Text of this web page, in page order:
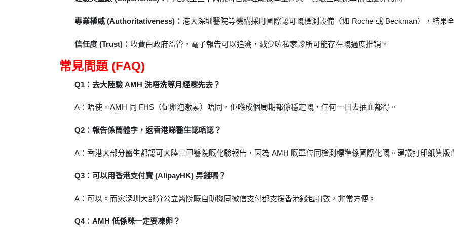
專業權威 (Authoritativeness)： 港大深圳醫院等機構採用國際認可嘅檢測設備（如 Roche 或 Beckman），結果
信任度 (Trust)： 收費由政府監管，電子報告可以追溯，減少咗私家診所可能存在嘅過度推銷。
常見問題 (FAQ)
Q1：去大陸驗 AMH 洗唔洗等月經嚟先去？
A：唔使。AMH 同 FHS（促卵泡激素）唔同，佢喺成個周期都係穩定嘅，任何一日去抽血都得。
Q2：報告係簡體字，返香港睇醫生認唔認？
A：香港大部分醫生都認可大陸三甲醫院嘅化驗報告，因為 AMH 嘅單位同檢測標準係國際化嘅。建議打印紙質版
Q3：可以用香港支付寶 (AlipayHK) 畀錢嗎？
A：可以。而家深圳大部分公立醫院嘅自助機同微信支付都支援香港錢包扣數，非常方便。
Q4：AMH 低係咪一定要凍卵？